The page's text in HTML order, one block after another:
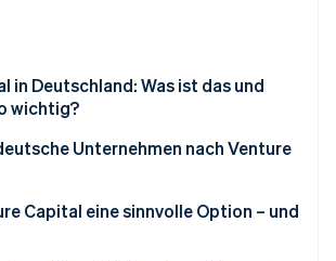
Stripe App-Marktplatz
in Deutschland: Was ist das und
wichtig?
Bereich VC in Deutschland
Unternehmen nach Venture
Capital eine sinnvolle Option – und